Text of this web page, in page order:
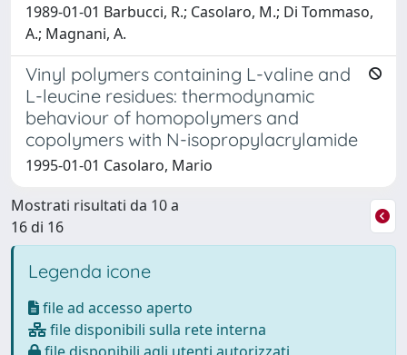
1989-01-01 Barbucci, R.; Casolaro, M.; Di Tommaso,
A.; Magnani, A.
Vinyl polymers containing L-valine and
L-leucine residues: thermodynamic
behaviour of homopolymers and
copolymers with N-isopropylacrylamide
1995-01-01 Casolaro, Mario
Mostrati risultati da 10 a
16 di 16
Legenda icone
file ad accesso aperto
file disponibili sulla rete interna
file disponibili agli utenti autorizzati